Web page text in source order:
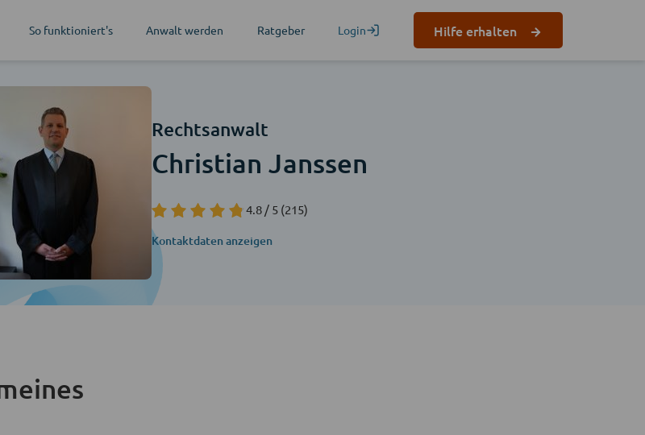
So funktioniert's Anwalt werden Ratgeber Login Hilfe erhalten
Rechtsanwalt
Christian Janssen
4.8 / 5 (215)
Kontaktdaten anzeigen